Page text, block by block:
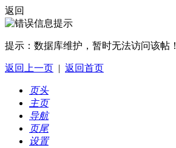
返回
提示： 数据库维护，暂时无法访问该帖！
返回上一页 | 返回首页
页头
主页
导航
页尾
设置